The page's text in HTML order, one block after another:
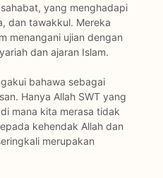
yang menghadapi
dan tawakkul. Mereka
menangani ujian dengan
dan ajaran Islam.
bahawa sebagai
Hanya Allah SWT yang
mana kita merasa tidak
kehendak Allah dan
merupakan